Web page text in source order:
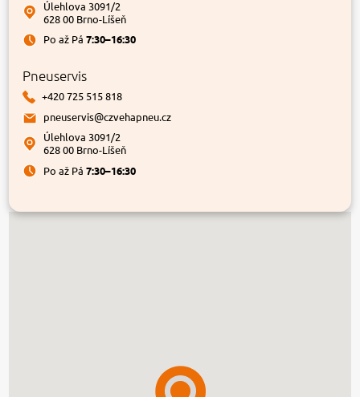
Úlehlova 3091/2
628 00 Brno-Líšeň
Po až Pá7:30–16:30
Pneuservis
+420 725 515 818
pneuservis@czvehapneu.cz
Úlehlova 3091/2
628 00 Brno-Líšeň
Po až Pá7:30–16:30